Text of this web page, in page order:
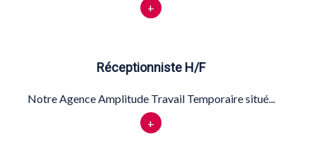
+
Réceptionniste H/F
Notre Agence Amplitude Travail Temporaire situé...
+